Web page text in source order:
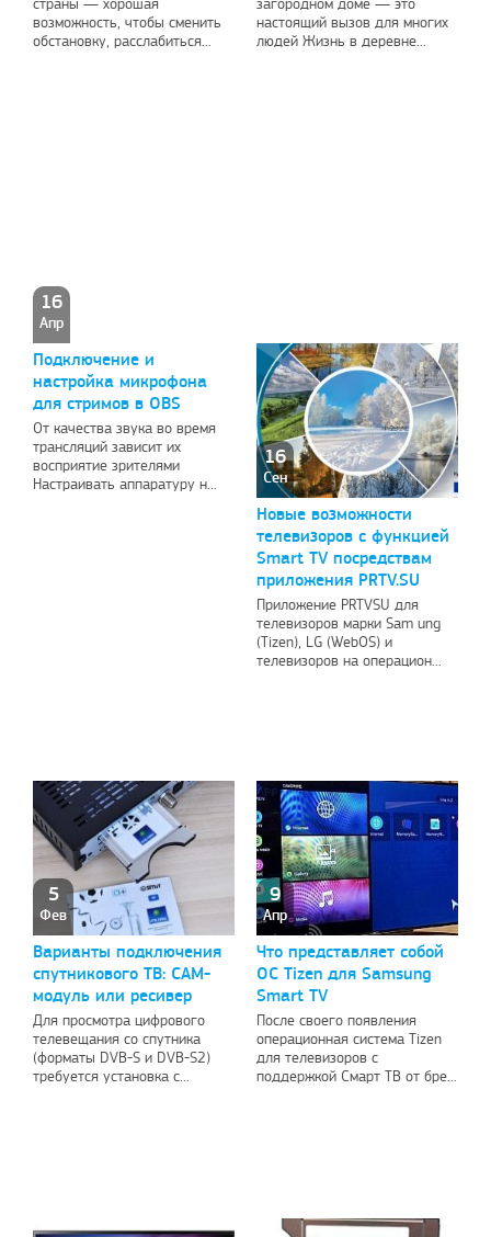
страны — хорошая
возможность, чтобы сменить
обстановку, расслабиться...
загородном доме — это
настоящий вызов для многих
людей Жизнь в деревне...
16
Апр
Подключение и
настройка микрофона
для стримов в OBS
От качества звука во время
трансляций зависит их
восприятие зрителями
Настраивать аппаратуру н...
16
Сен
Новые возможности
телевизоров с функцией
Smart TV посредствам
приложения PRTV.SU
Приложение PRTVSU для
телевизоров марки Sam ung
(Tizen), LG (WebOS) и
телевизоров на операцион...
5
Фев
Варианты подключения
спутникового ТВ: САМ-
модуль или ресивер
Для просмотра цифрового
телевещания со спутника
(форматы DVB-S и DVB-S2)
требуется установка с...
9
Апр
Что представляет собой
ОС Tizen для Samsung
Smart TV
После своего появления
операционная система Tizen
для телевизоров с
поддержкой Смарт ТВ от бре...